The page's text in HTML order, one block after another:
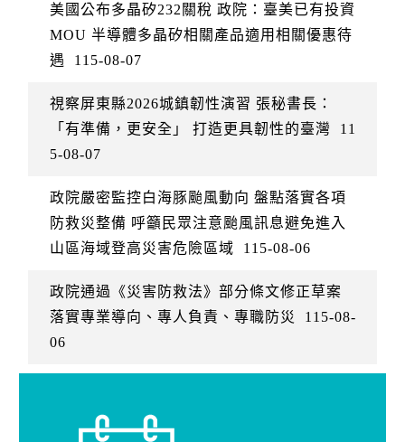
美國公布多晶矽232關稅 政院：臺美已有投資
MOU 半導體多晶矽相關產品適用相關優惠待
遇
115-08-07
視察屏東縣2026城鎮韌性演習 張秘書長：
「有準備，更安全」 打造更具韌性的臺灣
11
5-08-07
政院嚴密監控白海豚颱風動向 盤點落實各項
防救災整備 呼籲民眾注意颱風訊息避免進入
山區海域登高災害危險區域
115-08-06
政院通過《災害防救法》部分條文修正草案
落實專業導向、專人負責、專職防災
115-08-
06